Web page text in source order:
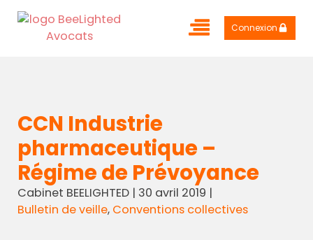
Connexion
CCN Industrie
pharmaceutique –
Régime de Prévoyance
Cabinet BEELIGHTED| 30 avril 2019 |
Bulletin de veille, Conventions collectives